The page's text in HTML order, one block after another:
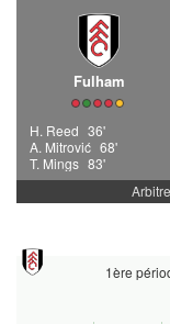
Fulham
H. Reed 36'
A. Mitrović 68'
T. Mings 83'
1ère